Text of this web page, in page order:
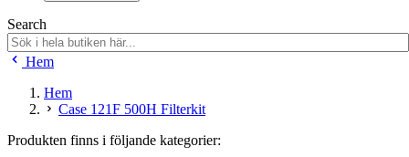
Search
Hem
Hem
Case 121F 500H Filterkit
Produkten finns i följande kategorier: